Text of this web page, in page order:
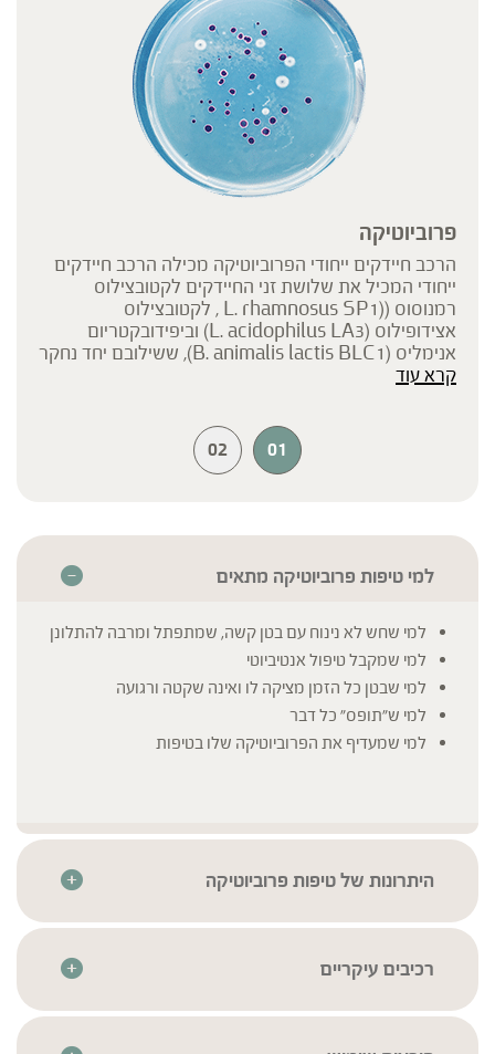
פרוביוטיקה
הרכב חיידקים ייחודי הפרוביוטיקה מכילה הרכב חיידקים
ייחודי המכיל את שלושת זני החיידקים לקטובצילוס
רמנוסוס ((L. rhamnosus SP1 , לקטובצילוס
אצידופילוס (L. acidophilus LA3) וביפידובקטריום
אנימליס (B. animalis lactis BLC1), ששילובם יחד נחקר
בהקשר של תמיכה ממוקדת בתפקוד תקין של מערכת
קרא עוד
01
02
למי טיפות פרוביוטיקה מתאים
למי שחש לא נינוח עם בטן קשה, שמתפתל ומרבה להתלונן
למי שמקבל טיפול אנטיביוטי
למי שבטן כל הזמן מציקה לו ואינה שקטה ורגועה
למי ש"תופס" כל דבר
למי שמעדיף את הפרוביוטיקה שלו בטיפות
היתרונות של טיפות פרוביוטיקה
טבעוני
ללא מגע יד אדם
מוגדר חלבי לאוכלי חלב נוכרי: החיידקים גדלים על מצע פרווה,
רכיבים עיקריים